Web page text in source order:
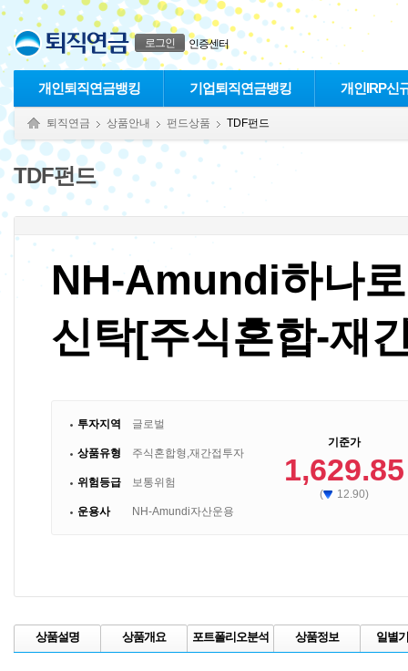
본문으로 바로가기
푸터 바로가기
로그인 인증센터
개인퇴직연금뱅킹 기업퇴직연금뱅킹 개인IRP신
퇴직연금 상품안내 펀드상품 TDF펀드
TDF펀드
NH-Amundi하나
신탁[주식혼합-재
투자지역 글로벌
상품유형 주식혼합형,재간접투자
위험등급 보통위험
운용사 NH-Amundi자산운용
기준가
1,629.85
( 12.90)
상품설명 상품개요 포트폴리오분석 상품정보 일별